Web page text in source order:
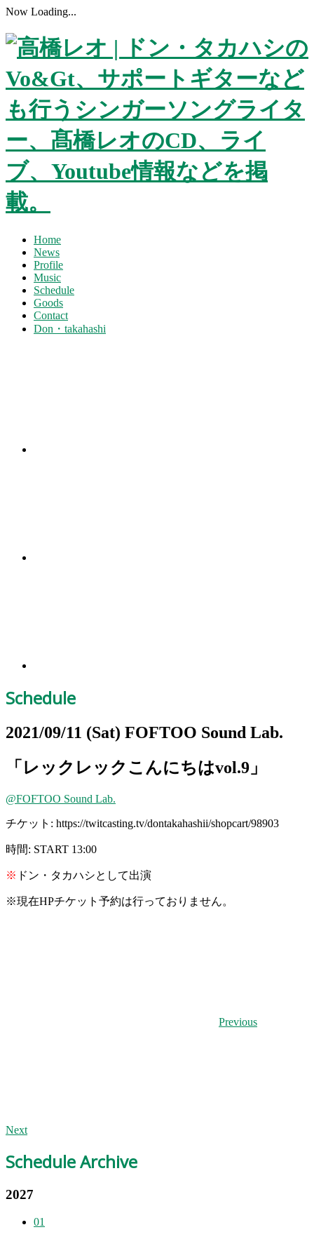
Now Loading...
Home
News
Profile
Music
Schedule
Goods
Contact
Don・takahashi
Schedule
2021/09/11 (Sat) FOFTOO Sound Lab.
「レックレックこんにちはvol.9」
@FOFTOO Sound Lab.
チケット: https://twitcasting.tv/dontakahashii/shopcart/98903
時間: START 13:00
※ ドン・タカハシとして出演
※現在HPチケット予約は行っておりません。
Previous
Next
Schedule Archive
2027
01